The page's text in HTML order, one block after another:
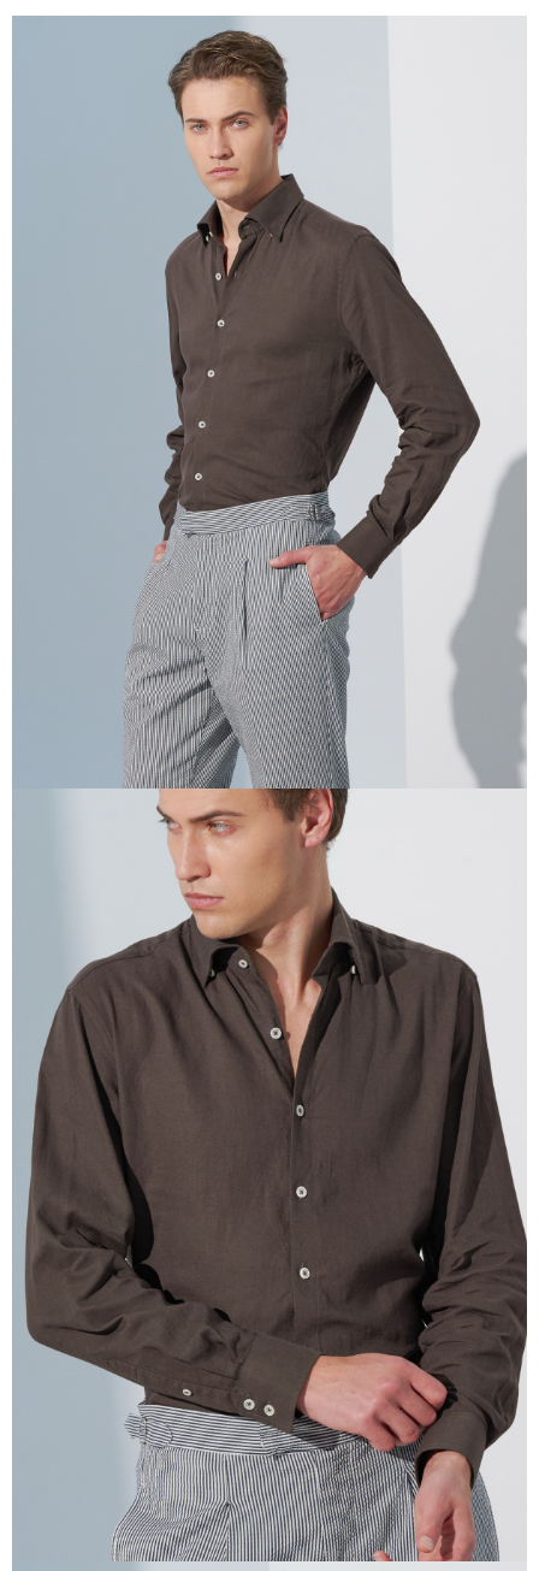
【「AFTEE先享後付」結帳流程】
１．於結帳方式選擇「AFTEE先享後付」後，將跳轉至「AFTEE先享後付」
結帳頁面，進行簡訊認證並確認金額後，即可完成結帳。
２．訂單成立數日內，您將收到繳費通知簡訊。
３．收到繳費通知簡訊後14天內，點擊此簡訊中的連結，可透過四大超商／
ATM／網路銀行／等多元方式進行付款，方視為交易完成。
※ 請注意：結帳手續完成當下不需立刻繳費，但若您需要取消訂單，請聯絡
購買商品的店家。未經商家同意取消之訂單仍視為有效，需透過AFTEE先享
※ 交易是否成功請以「AFTEE先享後付 」之結帳頁面顯示為準，若有關於
是否繳費成功／繳費後需取消欲退款等相關疑問，請聯繫「AFTEE先享後付
https://netprotections.freshdesk.com/support/home
１．透過由恩沛科技股份有限公司提供之「AFTEE先享後付」服務完成之交
易，需依本服務之必要範圍內提供個人資料，並將交易相關給付款項請求債
權轉讓予恩沛科技股份有限公司。
２．關於個人資料處理事宜，請瀏覽以下網址：
https://aftee.tw/terms/#terms3
３．未成年的使用者請事先徵得法定代理人或監護人之同意方可使用
「AFTEE先享後付」，若未經同意申辦者引起之損失，本公司不負相關責
４．使用「AFTEE先享後付」時，將依據個別帳號之用戶狀況，依本公司即
時審查核予不同之上限額度；若仍有額度不足之情形，本公司將視審查結果
請求用戶進行身份認證。
５．嚴禁一人註冊多個帳號或使用他人資訊註冊。若發現惡意使用之情形，
恩沛科技股份有限公司將有權停止該用戶之使用額度並採取法律行動。
每筆NT$120，滿NT$3,000(含以上)免運費
每筆NT$350，滿NT$3,500(含以上)免運費